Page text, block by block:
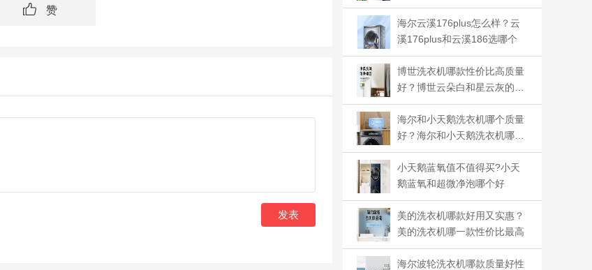
赞
发表
海尔云溪176plus怎么样？云
溪176plus和云溪186选哪个
博世洗衣机哪款性价比高质量
好？博世云朵白和星云灰的区
别
海尔和小天鹅洗衣机哪个质量
好？海尔和小天鹅洗衣机哪个
洗的干净
小天鹅蓝氧值不值得买?小天
鹅蓝氧和超微净泡哪个好
美的洗衣机哪款好用又实惠？
美的洗衣机哪一款性价比最高
海尔波轮洗衣机哪款质量好性